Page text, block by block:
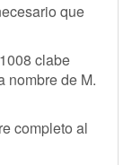
que
clabe
nombre de M.
completo al